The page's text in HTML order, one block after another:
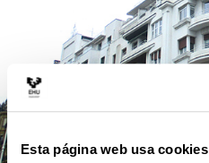
Esta página web usa cookies